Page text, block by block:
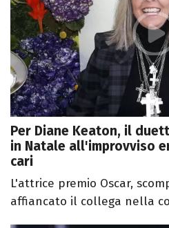
Per Diane Keaton, il
in Natale all'improvviso
cari
L'attrice premio Oscar,
affiancato il collega nella